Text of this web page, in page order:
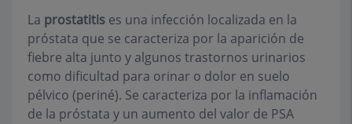
La prostatitis es una infección localizada en la
próstata que se caracteriza por la aparición de
fiebre alta junto y algunos trastornos urinarios
como dificultad para orinar o dolor en suelo
pélvico (periné). Se caracteriza por la inflamación
de la próstata y un aumento del valor de PSA